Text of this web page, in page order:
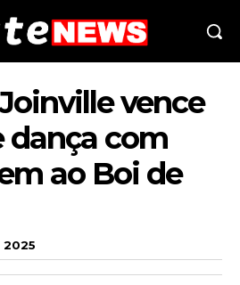
vence
dança com
ao Boi de
2025